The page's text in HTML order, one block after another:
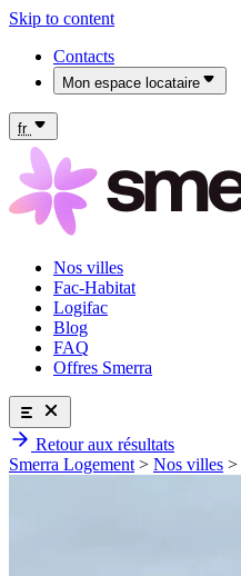
Skip to content
Contacts
Mon espace locataire
fr
Nos villes
Fac-Habitat
Logifac
Blog
FAQ
Offres Smerra
Nos villes
Fac-Habitat
Retour aux résultats
Smerra Logement > Nos villes >